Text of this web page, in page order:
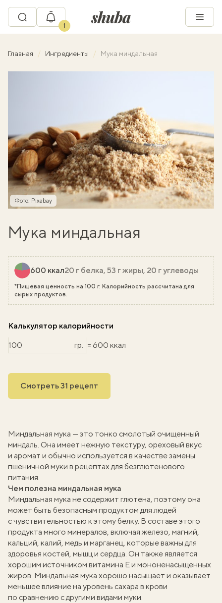
1
Главная Ингредиенты Мука миндальная
Фото: Pixabay
Мука миндальная
600 ккал20 г белка, 53 г жиры, 20 г углеводы
*Пищевая ценность на 100 г. Калорийность рассчитана для
сырых продуктов.
Калькулятор калорийности
гр. = 600 ккал
Смотреть 31 рецепт
Миндальная мука — это тонко смолотый очищенный
миндаль. Она имеет нежную текстуру, ореховый вкус
и аромат и обычно используется в качестве замены
пшеничной муки в рецептах для безглютенового
питания.
Чем полезна миндальная мука
Миндальная мука не содержит глютена, поэтому она
может быть безопасным продуктом для людей
с чувствительностью к этому белку. В составе этого
продукта много минералов, включая железо, магний,
кальций, калий, медь и марганец, которые важны для
здоровья костей, мышц и сердца. Он также является
хорошим источником витамина Е и мононенасыщенных
жиров. Миндальная мука хорошо насыщает и оказывает
меньшее влияние на уровень сахара в крови
по сравнению с другими видами муки.